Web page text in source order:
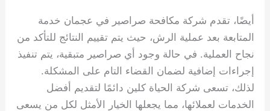
أيضًا، تقدم شركة مكافحة صراصير في عجمان خدمة
المتابعة بعد عملية الرش، حيث يتم تقييم النتائج للتأكد من
نجاح العملية. في حالة وجود أي صراصير متبقية، يتم تنفيذ
إجراءات إضافية لضمان القضاء التام على المشكلة.
لذلك، تسعى شركة الحياة كلين دائمًا لتقديم أفضل
الخدمات لعملائها، مما يجعلها الخيار الأمثل لكل من يسعى